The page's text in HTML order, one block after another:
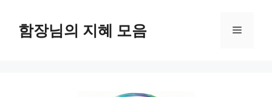
함장님의 지혜 모음 메